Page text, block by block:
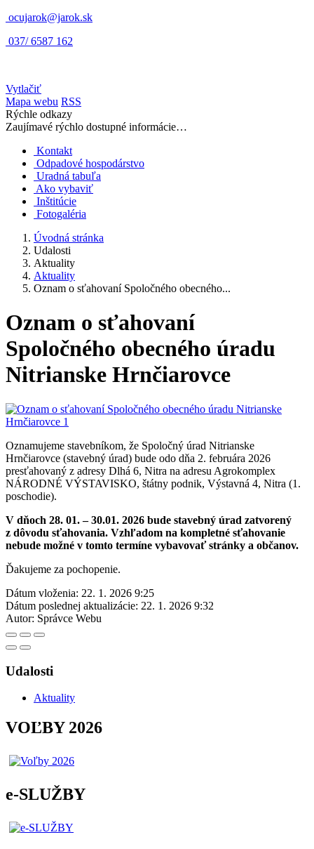
ocujarok@jarok.sk
037/ 6587 162
Vytlačiť
Mapa webu RSS
Rýchle odkazy
Zaujímavé rýchlo dostupné informácie…
Kontakt
Odpadové hospodárstvo
Uradná tabuľa
Ako vybaviť
Inštitúcie
Fotogaléria
Úvodná stránka
Udalosti
Aktuality
Aktuality
Oznam o sťahovaní Spoločného obecného...
Oznam o sťahovaní
Spoločného obecného úradu
Nitrianske Hrnčiarovce
Oznamujeme stavebníkom, že Spoločný úrad Nitrianske
Hrnčiarovce (stavebný úrad) bude odo dňa 2. februára 2026
presťahovaný z adresy Dlhá 6, Nitra na adresu Agrokomplex
NÁRODNÉ VÝSTAVISKO, štátny podnik, Výstavná 4, Nitra (1.
poschodie).
V dňoch 28. 01. – 30.01. 2026 bude stavebný úrad zatvorený
z dôvodu sťahovania. Vzhľadom na kompletné sťahovanie
nebude možné v tomto termíne vybavovať stránky a občanov.
Ďakujeme za pochopenie.
Dátum vloženia: 22. 1. 2026 9:25
Dátum poslednej aktualizácie: 22. 1. 2026 9:32
Autor: Správce Webu
Udalosti
Aktuality
VOĽBY 2026
e-SLUŽBY